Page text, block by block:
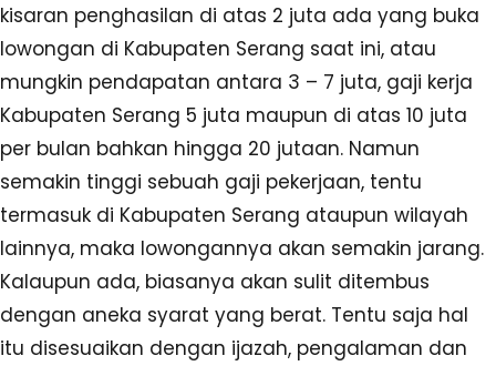
kisaran penghasilan di atas 2 juta ada yang buka
lowongan di Kabupaten Serang saat ini, atau
mungkin pendapatan antara 3 – 7 juta, gaji kerja
Kabupaten Serang 5 juta maupun di atas 10 juta
per bulan bahkan hingga 20 jutaan. Namun
semakin tinggi sebuah gaji pekerjaan, tentu
termasuk di Kabupaten Serang ataupun wilayah
lainnya, maka lowongannya akan semakin jarang.
Kalaupun ada, biasanya akan sulit ditembus
dengan aneka syarat yang berat. Tentu saja hal
itu disesuaikan dengan ijazah, pengalaman dan